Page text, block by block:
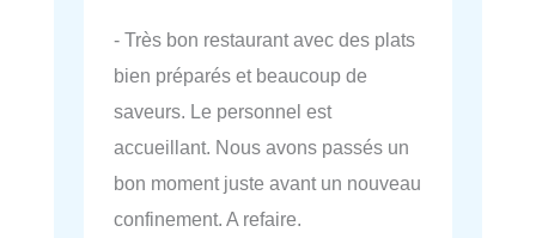
- Très bon restaurant avec des plats
bien préparés et beaucoup de
saveurs. Le personnel est
accueillant. Nous avons passés un
bon moment juste avant un nouveau
confinement. A refaire.